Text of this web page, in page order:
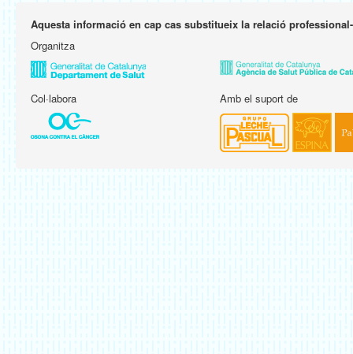
Aquesta informació en cap cas substitueix la relació
Organitza
Col·labora Amb el suport de